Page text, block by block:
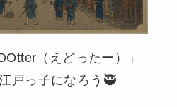
（えどったー）」
戸っ子になろう🥷